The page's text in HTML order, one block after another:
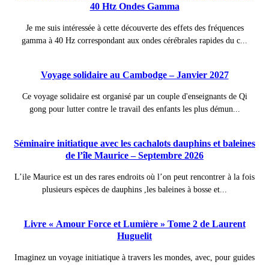
40 Htz Ondes Gamma
Je me suis intéressée à cette découverte des effets des fréquences
gamma à 40 Hz correspondant aux ondes cérébrales rapides du c...
Voyage solidaire au Cambodge – Janvier 2027
Ce voyage solidaire est organisé par un couple d'enseignants de Qi
gong pour lutter contre le travail des enfants les plus démun...
Séminaire initiatique avec les cachalots dauphins et baleines
de l’île Maurice – Septembre 2026
L’ile Maurice est un des rares endroits où l’on peut rencontrer à la fois
plusieurs espèces de dauphins ,les baleines à bosse et...
Livre « Amour Force et Lumière » Tome 2 de Laurent
Huguelit
Imaginez un voyage initiatique à travers les mondes, avec, pour guides